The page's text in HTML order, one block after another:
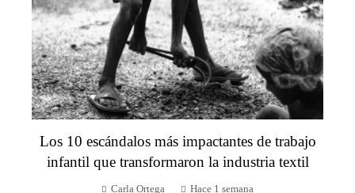
Los 10 escándalos más impactantes de trabajo
infantil que transformaron la industria textil
Carla Ortega Hace 1 semana